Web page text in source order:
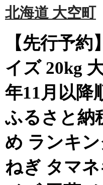
北海道 大空町
【先行予
イズ 20kg
年11月以降
ふるさと納
め ランキ
ねぎ タマ